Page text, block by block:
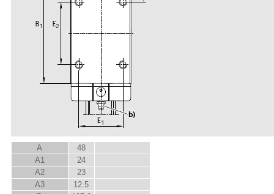
A
48
A1
24
A2
23
A3
12.5